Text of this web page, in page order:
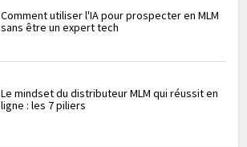
Comment utiliser l'IA pour prospecter en MLM
sans être un expert tech
Le mindset du distributeur MLM qui réussit en
ligne : les 7 piliers